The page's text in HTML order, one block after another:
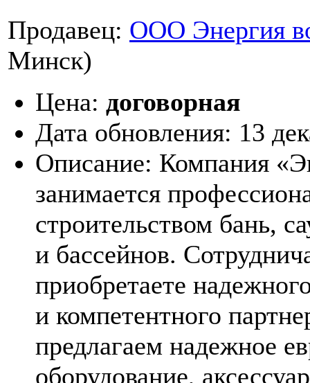
Продавец: ООО Энергия
Минск)
Цена: договорная
Дата обновления: 13
Описание: Компания
занимается
строительством бань,
и бассейнов.
приобретаете
и компетентного
предлагаем надежное
оборудование,